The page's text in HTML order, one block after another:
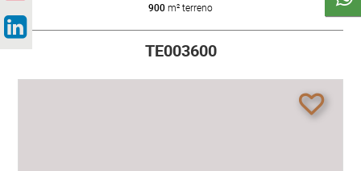
900m² terreno
TE003600